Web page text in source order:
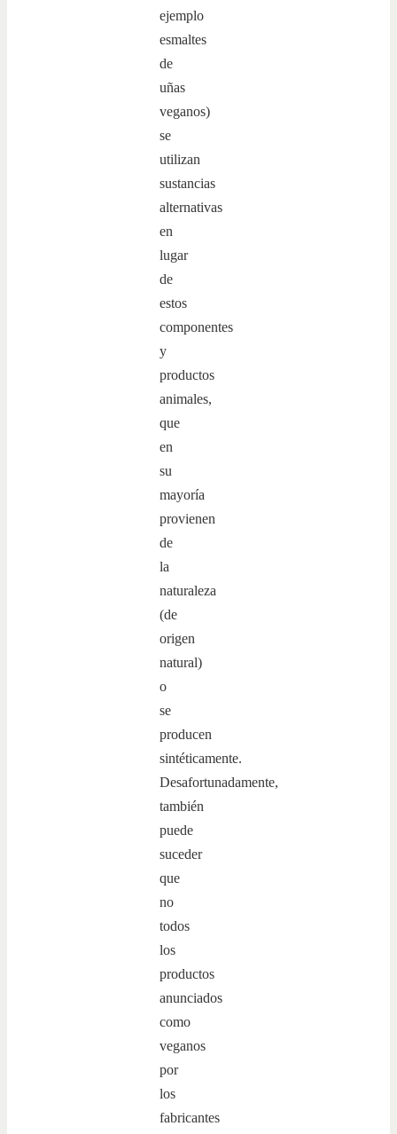
ejemplo
esmaltes
de
uñas
veganos)
se
utilizan
sustancias
alternativas
en
lugar
de
estos
componentes
y
productos
animales,
que
en
su
mayoría
provienen
de
la
naturaleza
(de
origen
natural)
o
se
producen
sintéticamente.
Desafortunadamente,
también
puede
suceder
que
no
todos
los
productos
anunciados
como
veganos
por
los
fabricantes